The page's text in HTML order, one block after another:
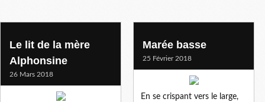
fredaine
Le lit de la mère
Alphonsine
26 Mars 2018
Marée basse
25 Février 2018
En se crispant vers le large,